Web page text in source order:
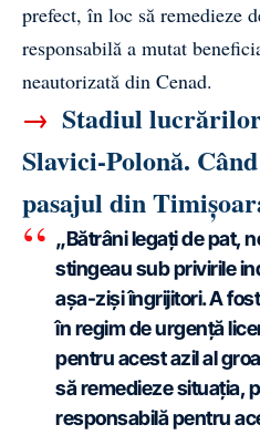
prefect, în loc să remedieze
responsabilă a mutat
neautorizată din Cenad.
→ Stadiul
Slavici-Polonă.
pasajul din
„Bătrâni legați de pat,
stingeau sub privirile
așa-ziși îngrijitori. A
în regim de urgență
pentru acest azil al
să remedieze situația,
responsabilă pentru